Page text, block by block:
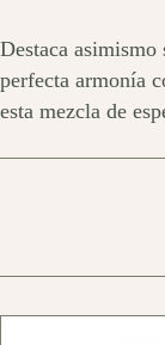
Destaca
perfecta armonía
esta mezcla de